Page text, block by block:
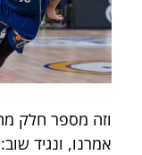
וזה מספר חלק
אמרנו, ונגיד